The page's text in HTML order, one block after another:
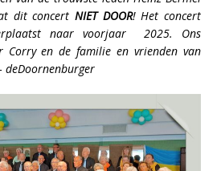
dit concert NIET DOOR! Het concert
naar voorjaar 2025. Ons
Corry en de familie en vrienden van
deDoornenburger